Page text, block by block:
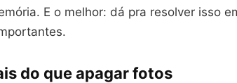
E o melhor: dá pra resolver isso
do que apagar fotos